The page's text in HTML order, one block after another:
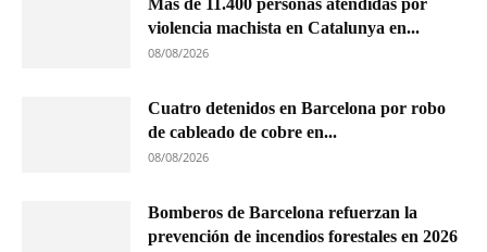
Más de 11.400 personas atendidas por
violencia machista en Catalunya en...
08/08/2026
Cuatro detenidos en Barcelona por robo
de cableado de cobre en...
08/08/2026
Bomberos de Barcelona refuerzan la
prevención de incendios forestales en 2026